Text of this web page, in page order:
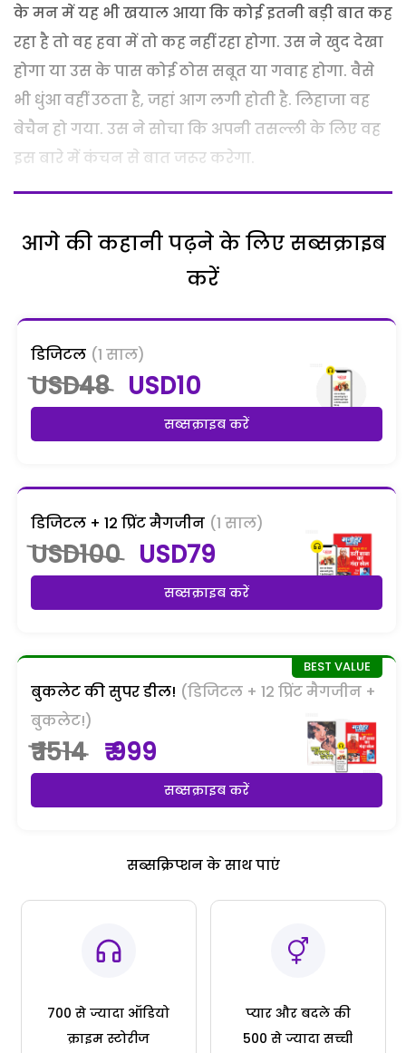
के मन में यह भी खयाल आया कि कोई इतनी बड़ी बात कह
रहा है तो वह हवा में तो कह नहीं रहा होगा. उस ने खुद देखा
होगा या उस के पास कोई ठोस सबूत या गवाह होगा. वैसे
भी धुंआ वहीं उठता है, जहां आग लगी होती है. लिहाजा वह
बेचैन हो गया. उस ने सोचा कि अपनी तसल्ली के लिए वह
इस बारे में कंचन से बात जरूर करेगा.
आगे की कहानी पढ़ने के लिए सब्सक्राइब
करें
डिजिटल (1 साल)
USD48 USD10
सब्सक्राइब करें
डिजिटल + 12 प्रिंट मैगजीन (1 साल)
USD100 USD79
सब्सक्राइब करें
बुकलेट की सुपर डील! (डिजिटल + 12 प्रिंट मैगजीन +
बुकलेट!)
₹ 1514 ₹ 999
सब्सक्राइब करें
सब्सक्रिप्शन के साथ पाएं
700 से ज्यादा ऑडियो
क्राइम स्टोरीज
प्यार और बदले की
500 से ज्यादा सच्ची